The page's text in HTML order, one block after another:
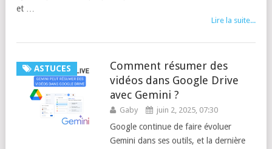
et …
Lire la suite...
ASTUCES
Comment résumer des
vidéos dans Google Drive
avec Gemini ?
Gaby juin 2, 2025, 07:30
Google continue de faire évoluer
Gemini dans ses outils, et la dernière